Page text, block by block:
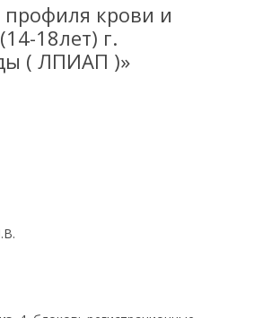
крови и
18лет) г.
( ЛПИАП )»